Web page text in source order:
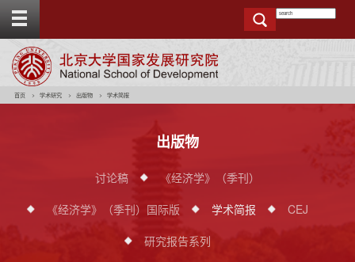
t
首页 学术研究 出版物 学术简报
出版物
讨论稿
《经济学》（季刊）
《经济学》（季刊）国际版
学术简报
CEJ
研究报告系列